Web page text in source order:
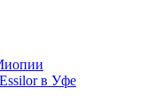
в Уфе